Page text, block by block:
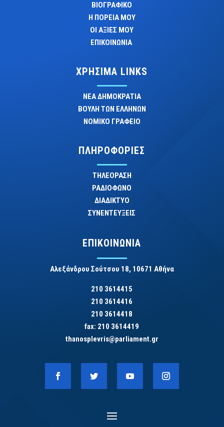
ΒΙΟΓΡΑΦΙΚΟ
Η ΠΟΡΕΙΑ ΜΟΥ
ΟΙ ΑΞΙΕΣ ΜΟΥ
ΕΠΙΚΟΙΝΩΝΙΑ
ΧΡΗΣΙΜΑ LINKS
ΝΕΑ ΔΗΜΟΚΡΑΤΙΑ
ΒΟΥΛΗ ΤΩΝ ΕΛΛΗΝΩΝ
ΝΟΜΙΚΟ ΓΡΑΦΕΙΟ
ΠΛΗΡΟΦΟΡΙΕΣ
ΤΗΛΕΟΡΑΣΗ
ΡΑΔΙΟΦΩΝΟ
ΔΙΑΔΙΚΤΥΟ
ΣΥΝΕΝΤΕΥΞΕΙΣ
ΕΠΙΚΟΙΝΩΝΙΑ
Αλεξάνδρου Σούτσου 18, 10671 Αθήνα
210 3614415
210 3614416
210 3614418
fax: 210 3614419
thanosplevris@parliament.gr